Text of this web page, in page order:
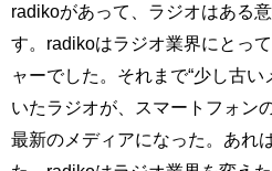
radikoがあって、ラジオはある
す。radikoはラジオ業界にとっ
ャーでした。それまで“少し古
いたラジオが、スマートフォン
最新のメディアになった。あれ